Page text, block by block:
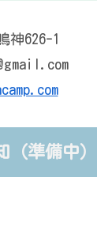
神626-1
（準備中）